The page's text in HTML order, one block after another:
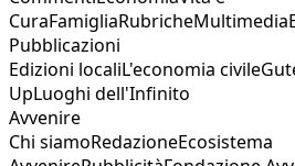
CuraFamigliaRubricheMultimedia
Pubblicazioni
Edizioni localiL'economia civile
UpLuoghi dell'Infinito
Avvenire
Chi siamoRedazioneEcosistema